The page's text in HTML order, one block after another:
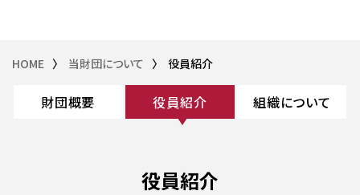
HOME 〉 当財団について 〉 役員紹介
財団概要 役員紹介 組織について
役員紹介